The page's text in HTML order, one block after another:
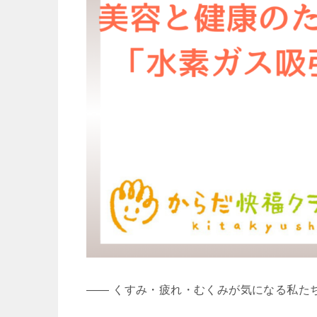
—— くすみ・疲れ・むくみが気になる私た